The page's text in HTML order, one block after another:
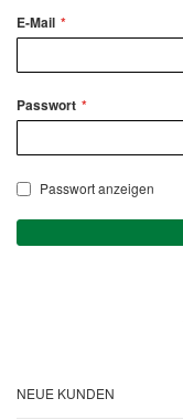
E-Mail
Passwort
Passwort anzeigen
NEUE KUNDEN